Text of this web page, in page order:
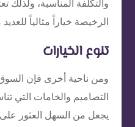
والتكلفة المناسبة، ولذلك
الرخيصة خياراً مثالياً
تنوع الخيارات
ومن ناحية أخرى فإن
التصاميم والخامات التي
يجعل من السهل العثور